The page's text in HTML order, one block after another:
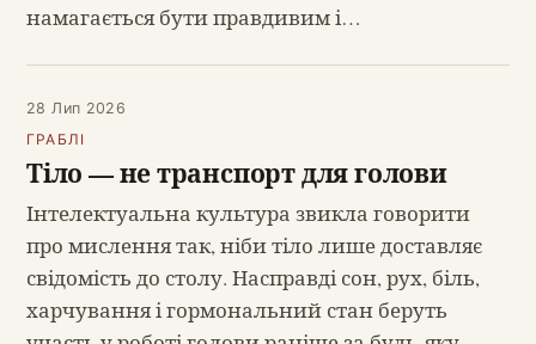
намагається бути правдивим і…
28 Лип 2026
ГРАБЛІ
Тіло — не транспорт для голови
Інтелектуальна культура звикла говорити
про мислення так, ніби тіло лише доставляє
свідомість до столу. Насправді сон, рух, біль,
харчування і гормональний стан беруть